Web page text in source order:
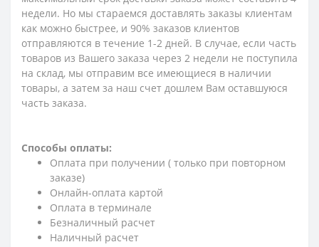
недели. Но мы стараемся доставлять заказы клиентам
как можно быстрее, и 90% заказов клиентов
отправляются в течение 1-2 дней. В случае, если часть
товаров из Вашего заказа через 2 недели не поступила
на склад, мы отправим все имеющиеся в наличии
товары, а затем за наш счет дошлем Вам оставшуюся
часть заказа.
Способы оплаты:
Оплата при получении ( только при повторном
заказе)
Онлайн-оплата картой
Оплата в терминале
Безналичный расчет
Наличный расчет